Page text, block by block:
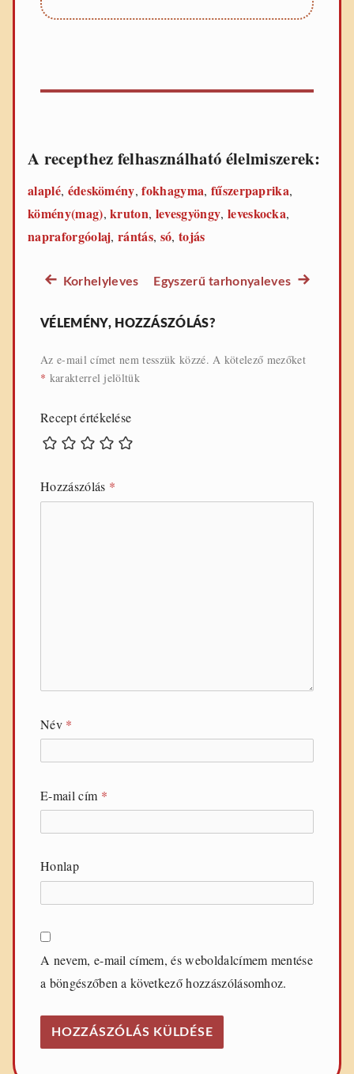
A recepthez felhasználható élelmiszerek:
alaplé, édeskömény,fokhagyma, fűszerpaprika,
kömény(mag),kruton, levesgyöngy, leveskocka,
napraforgóolaj,rántás, só, tojás
Bejegyzés
navigáció
Előző
recept:
Korhelyleves Egyszerű tarhonyaleves Következő
VÉLEMÉNY, HOZZÁSZÓLÁS?
Az e-mail címet nem tesszük közzé. A kötelező mezőket
* karakterrel jelöltük
Recept értékelése
Hozzászólás *
Név *
E-mail cím *
Honlap
A nevem, e-mail címem, és weboldalcímem mentése
a böngészőben a következő hozzászólásomhoz.